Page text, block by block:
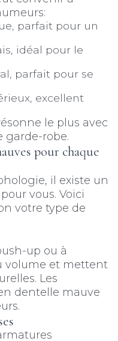
parfait pour un
idéal pour le
parfait pour se
excellent
le plus avec
garde-robe.
pour chaque
il existe un
vous. Voici
votre type de
up ou à
volume et mettent
Les
dentelle mauve